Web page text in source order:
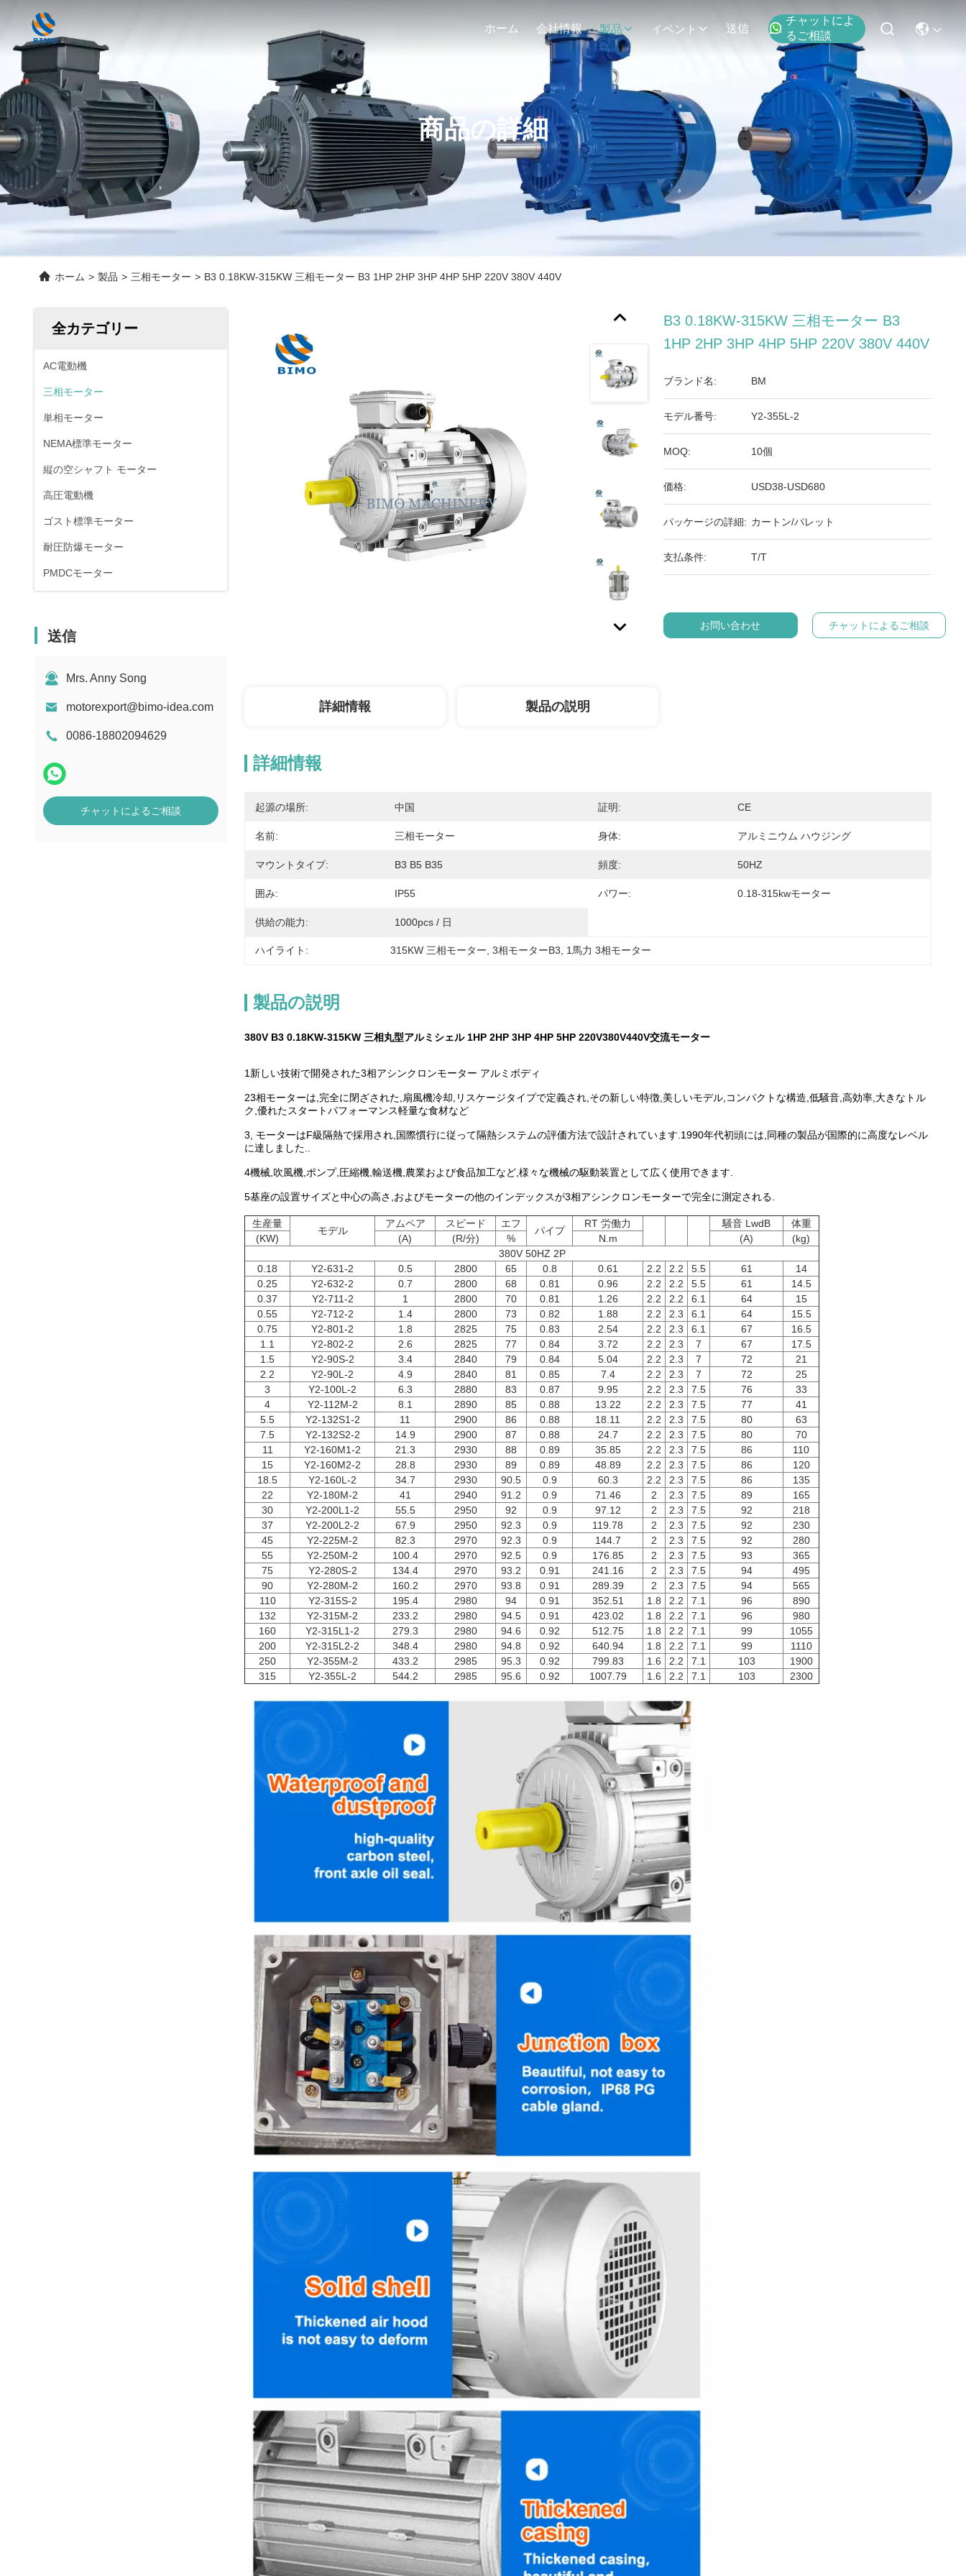
ホーム 会社情報 製品 イベント 送信
チャットによ
るご相談
商品の詳細
ホーム > 製品 > 三相モーター > B3 0.18KW-315KW 三相モーター B3 1HP 2HP 3HP 4HP 5HP 220V 380V 440V
全カテゴリー
AC電動機
三相モーター
単相モーター
NEMA標準モーター
縦の空シャフト モーター
高圧電動機
ゴスト標準モーター
耐圧防爆モーター
PMDCモーター
送信
Mrs. Anny Song
motorexport@bimo-idea.com
0086-18802094629
チャットによるご相談
B3 0.18KW-315KW 三相モーター B3
1HP 2HP 3HP 4HP 5HP 220V 380V 440V
ブランド名: BM
モデル番号: Y2-355L-2
MOQ: 10個
価格: USD38-USD680
パッケージの詳細: カートン/パレット
支払条件: T/T
お問い合わせ チャットによるご相談
詳細情報 製品の説明
詳細情報
起源の場所: 中国 証明: CE
名前: 三相モーター 身体: アルミニウム ハウジング
マウントタイプ: B3 B5 B35 頻度: 50HZ
囲み: IP55 パワー: 0.18-315kwモーター
供給の能力: 1000pcs / 日
ハイライト: 315KW 三相モーター , 3相モーターB3 1馬力 3相モーター
製品の説明
380V B3 0.18KW-315KW 三相丸型アルミシェル 1HP 2HP 3HP 4HP 5HP 220V380V440V交流モーター
1新しい技術で開発された3相アシンクロンモーター アルミボディ
23相モーターは,完全に閉ざされた,扇風機冷却,リスケージタイプで定義され,その新しい特徴,美しいモデル,コンパクトな構造,低騒音,高効率,大きなトル
ク,優れたスタートパフォーマンス軽量な食材など
3, モーターはF級隔熱で採用され,国際慣行に従って隔熱システムの評価方法で設計されています.1990年代初頭には,同種の製品が国際的に高度なレベル
に達しました..
4機械,吹風機,ポンプ,圧縮機,輸送機,農業および食品加工など,様々な機械の駆動装置として広く使用できます.
5基座の設置サイズと中心の高さ,およびモーターの他のインデックスが3相アシンクロンモーターで完全に測定される.
生産量
モデル
アムペア スピード エフ
パイプ
RT 労働力 騒音 LwdB
体重
(KW)
(A) (R/分) % N.m (A)
(kg)
380V 50HZ 2P
0.18
Y2-631-2 0.5 2800 65 0.8 0.61 2.2 2.2 5.5 61
14
0.25
Y2-632-2 0.7 2800 68 0.81 0.96 2.2 2.2 5.5 61
14.5
0.37
Y2-711-2 1 2800 70 0.81 1.26 2.2 2.2 6.1 64
15
0.55
Y2-712-2 1.4 2800 73 0.82 1.88 2.2 2.3 6.1 64
15.5
0.75
Y2-801-2 1.8 2825 75 0.83 2.54 2.2 2.3 6.1 67
16.5
1.1
Y2-802-2 2.6 2825 77 0.84 3.72 2.2 2.3 7 67
17.5
1.5
Y2-90S-2 3.4 2840 79 0.84 5.04 2.2 2.3 7 72
21
2.2
Y2-90L-2 4.9 2840 81 0.85 7.4 2.2 2.3 7 72
25
3
Y2-100L-2 6.3 2880 83 0.87 9.95 2.2 2.3 7.5 76
33
4
Y2-112M-2 8.1 2890 85 0.88 13.22 2.2 2.3 7.5 77
41
5.5
Y2-132S1-2 11 2900 86 0.88 18.11 2.2 2.3 7.5 80
63
7.5
Y2-132S2-2 14.9 2900 87 0.88 24.7 2.2 2.3 7.5 80
70
11
Y2-160M1-2 21.3 2930 88 0.89 35.85 2.2 2.3 7.5 86
110
15
Y2-160M2-2 28.8 2930 89 0.89 48.89 2.2 2.3 7.5 86
120
18.5
Y2-160L-2 34.7 2930 90.5 0.9 60.3 2.2 2.3 7.5 86
135
22
Y2-180M-2 41 2940 91.2 0.9 71.46 2 2.3 7.5 89
165
30
Y2-200L1-2 55.5 2950 92 0.9 97.12 2 2.3 7.5 92
218
37
Y2-200L2-2 67.9 2950 92.3 0.9 119.78 2 2.3 7.5 92
230
45
Y2-225M-2 82.3 2970 92.3 0.9 144.7 2 2.3 7.5 92
280
55
Y2-250M-2 100.4 2970 92.5 0.9 176.85 2 2.3 7.5 93
365
75
Y2-280S-2 134.4 2970 93.2 0.91 241.16 2 2.3 7.5 94
495
90
Y2-280M-2 160.2 2970 93.8 0.91 289.39 2 2.3 7.5 94
565
110
Y2-315S-2 195.4 2980 94 0.91 352.51 1.8 2.2 7.1 96
890
132
Y2-315M-2 233.2 2980 94.5 0.91 423.02 1.8 2.2 7.1 96
980
160
Y2-315L1-2 279.3 2980 94.6 0.92 512.75 1.8 2.2 7.1 99
1055
200
Y2-315L2-2 348.4 2980 94.8 0.92 640.94 1.8 2.2 7.1 99
1110
250
Y2-355M-2 433.2 2985 95.3 0.92 799.83 1.6 2.2 7.1 103
1900
315
Y2-355L-2 544.2 2985 95.6 0.92 1007.79 1.6 2.2 7.1 103 2300